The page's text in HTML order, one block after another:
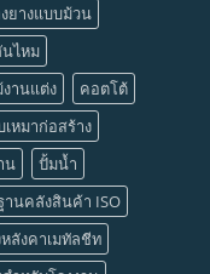
ยางแบบม้วน
นไหม
านแต่ง
คอตโต้
หมาก่อสร้าง
น
ปั้มน้ำ
านคลังสินค้า ISO
หลังคาเมทัลชีท